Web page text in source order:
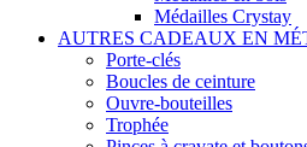
Médailles Crystay
AUTRES CADEAUX EN
Porte-clés
Boucles de ceinture
Ouvre-bouteilles
Trophée